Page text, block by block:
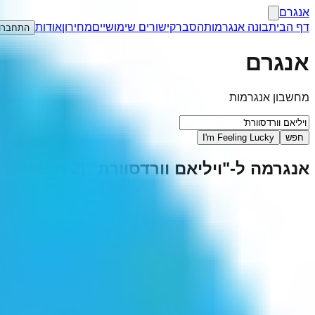
אנגרם
דף הביתבונה אנגרמותהסברקישורים שימושייםמחירוןאודות
אנגרם
מחשבון אנגרמות
חפש I'm Feeling Lucky
אנגרמה ל-"ויליאם וורדסוורת'